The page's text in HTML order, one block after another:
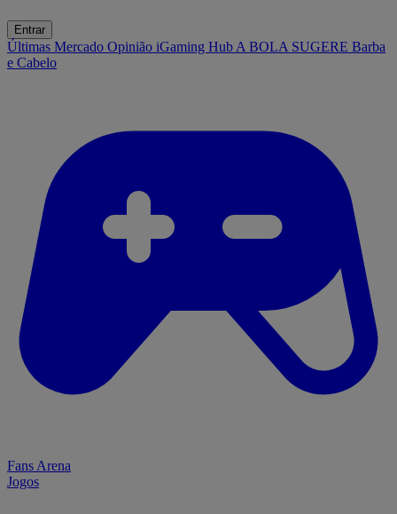
Entrar
Últimas Mercado Opinião iGaming Hub A BOLA SUGERE Barba
e Cabelo
Fans Arena
Jogos